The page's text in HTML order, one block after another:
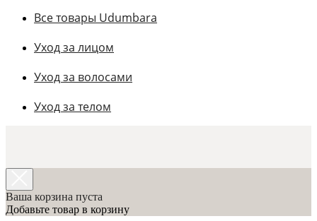
Все товары Udumbara
Уход за лицом
Уход за волосами
Уход за телом
Ваша корзина пуста
Добавьте товар в корзину